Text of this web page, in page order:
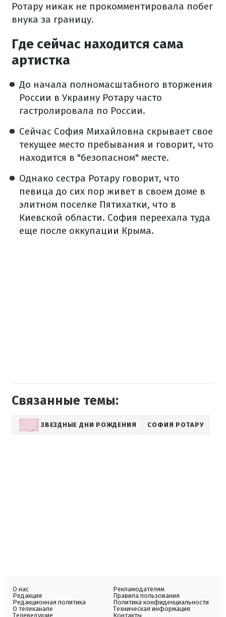
Ротару никак не прокомментировала побег
внука за границу.
Где сейчас находится сама
артистка
До начала полномасштабного вторжения
России в Украину Ротару часто
гастролировала по России.
Сейчас София Михайловна скрывает свое
текущее место пребывания и говорит, что
находится в "безопасном" месте.
Однако сестра Ротару говорит, что
певица до сих пор живет в своем доме в
элитном поселке Пятихатки, что в
Киевской области. София переехала туда
еще после оккупации Крыма.
Связанные темы:
ЗВЕЗДНЫЕ ДНИ РОЖДЕНИЯ СОФИЯ РОТАРУ
О нас
Редакция
Редакционная политика
О телеканале
Телеведущие
Рекламодателям
Правила пользования
Политика конфиденциальности
Техническая информация
Контакты